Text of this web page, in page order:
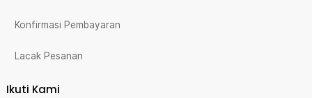
Konfirmasi Pembayaran
Lacak Pesanan
Ikuti Kami